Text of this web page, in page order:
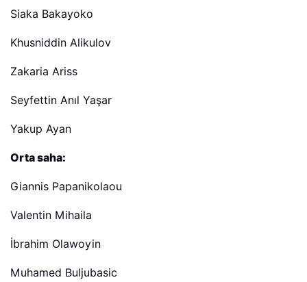
Siaka Bakayoko
Khusniddin Alikulov
Zakaria Ariss
Seyfettin Anıl Yaşar
Yakup Ayan
Orta saha:
Giannis Papanikolaou
Valentin Mihaila
İbrahim Olawoyin
Muhamed Buljubasic